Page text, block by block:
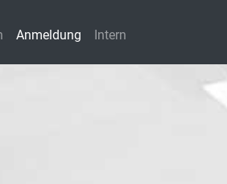
Anmeldung Intern